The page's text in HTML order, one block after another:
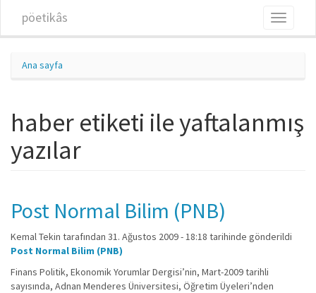
pöetikâs
Toggle
Ana sayfa
haber etiketi ile yaftalanmış
yazılar
Post Normal Bilim (PNB)
Kemal Tekin tarafından 31. Ağustos 2009 - 18:18 tarihinde gönderildi
Post Normal Bilim (PNB)
Finans Politik, Ekonomik Yorumlar Dergisi’nin, Mart-2009 tarihli
sayısında, Adnan Menderes Üniversitesi, Öğretim Üyeleri’nden